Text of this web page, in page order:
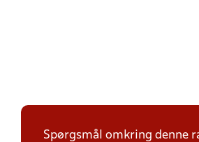
Spørgsmål omkring denne